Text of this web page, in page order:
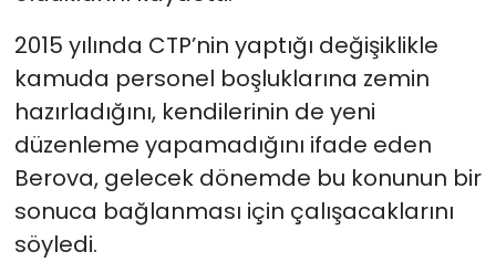
2015 yılında CTP’nin yaptığı değişiklikle
kamuda personel boşluklarına zemin
hazırladığını, kendilerinin de yeni
düzenleme yapamadığını ifade eden
Berova, gelecek dönemde bu konunun bir
sonuca bağlanması için çalışacaklarını
söyledi.